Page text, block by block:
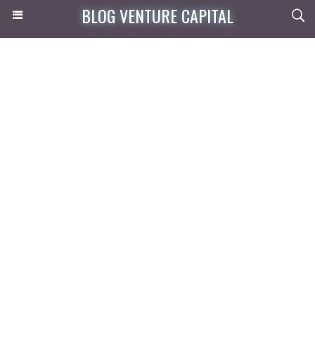
BLOG VENTURE CAPITAL